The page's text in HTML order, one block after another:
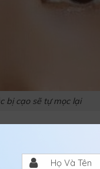
bị cạo sẽ tự mọc lại
dựa vào yếu tố
vùng da hiệu